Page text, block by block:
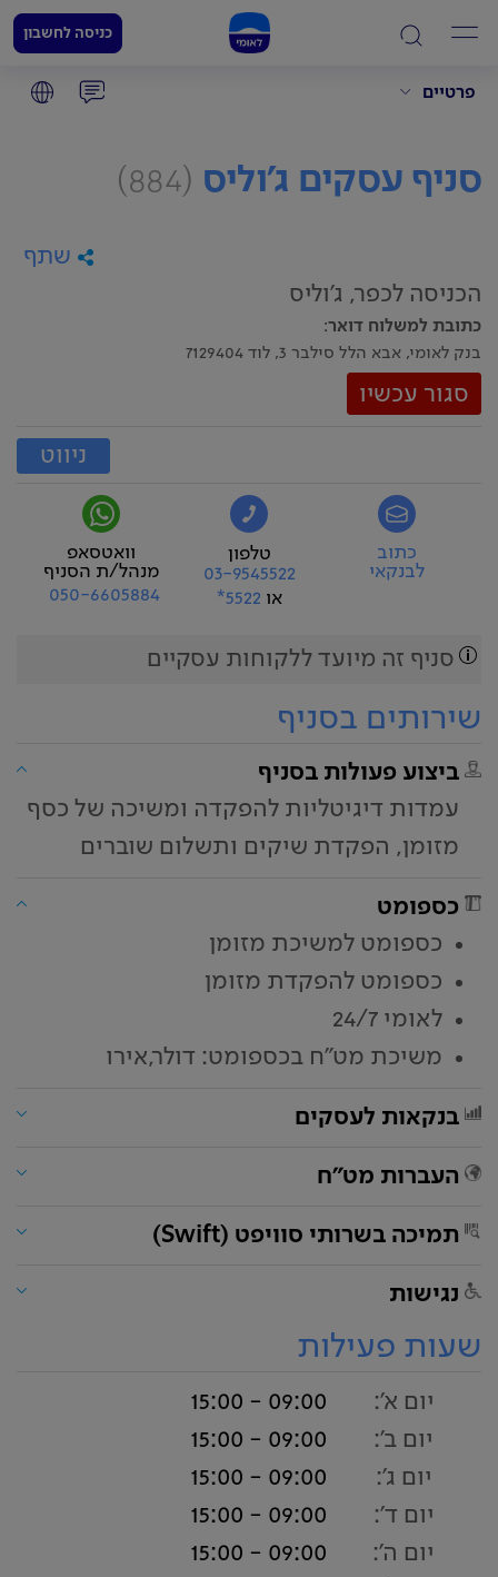
פרטיים
כניסה לחשבון
סניף עסקים ג'וליס (884)
שתף
הכניסה לכפר, ג'וליס
כתובת למשלוח דואר:
בנק לאומי, אבא הלל סילבר 3, לוד 7129404
סגור עכשיו
ניווט
כתוב
לבנקאי
טלפון
03-9545522
או 5522*
וואטסאפ
מנהל/ת הסניף
050-6605884
סניף זה מיועד ללקוחות עסקיים
שירותים בסניף
ביצוע פעולות בסניף
עמדות דיגיטליות להפקדה ומשיכה של כסף
מזומן, הפקדת שיקים ותשלום שוברים
כספומט
כספומט למשיכת מזומן
כספומט להפקדת מזומן
לאומי 24/7
משיכת מט"ח בכספומט: דולר,אירו
בנקאות לעסקים
העברות מט"ח
תמיכה בשרותי סוויפט (Swift)
נגישות
שעות פעילות
יום א':
09:00 - 15:00
יום ב':
09:00 - 15:00
יום ג':
09:00 - 15:00
יום ד':
09:00 - 15:00
יום ה':
09:00 - 15:00